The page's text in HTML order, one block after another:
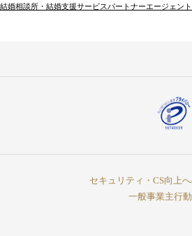
結婚相談所・結婚支援サービスパートナーエージェント
セキュリティ・CS向上
一般事業主行